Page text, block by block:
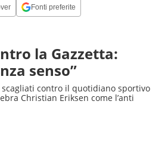
Fonti preferite
la Gazzetta:
senso”
contro il quotidiano sportivo
Christian Eriksen come l’anti